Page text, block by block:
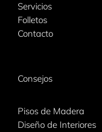
Servicios
Folletos
Contacto
Consejos
Pisos de Madera
Diseño de Interiores